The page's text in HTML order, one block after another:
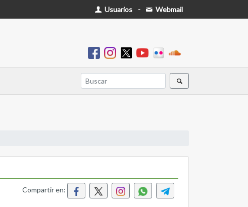
Usuarios - Webmail
Compartir en: